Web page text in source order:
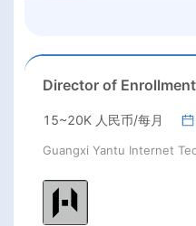
Director of Enrollment
15~20K 人民币/每月
Guangxi Yantu Internet